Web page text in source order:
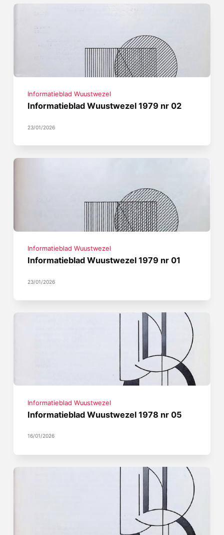
Informatieblad Wuustwezel
Informatieblad Wuustwezel 1979 nr 02
23/01/2026
Informatieblad Wuustwezel
Informatieblad Wuustwezel 1979 nr 01
23/01/2026
Informatieblad Wuustwezel
Informatieblad Wuustwezel 1978 nr 05
16/01/2026